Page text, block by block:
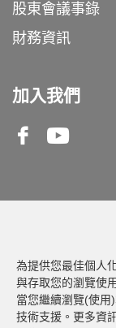
股東會議事錄
財務資訊
加入我們
客
建議瀏覽器
為提供您最佳個人
與存取您的瀏覽使
當您繼續瀏覽(使用
技術支援。更多資